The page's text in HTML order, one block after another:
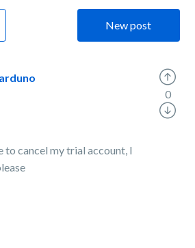
New post
to cancel my trial account, I
0